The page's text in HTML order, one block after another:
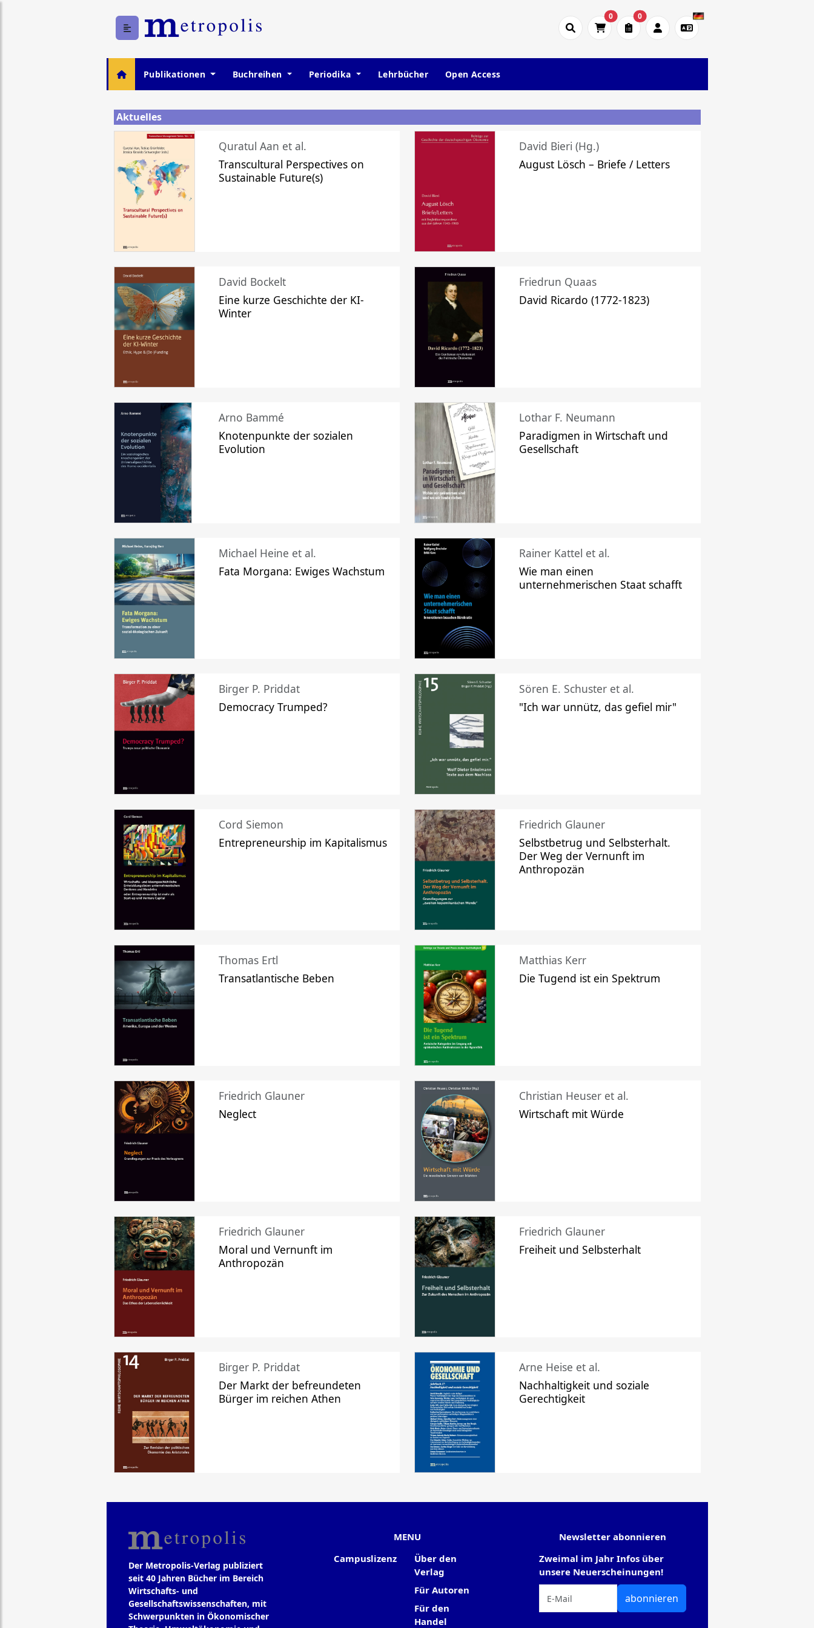
0 0
Publikationen Buchreihen Periodika Lehrbücher Open Access
Aktuelles
Quratul Aan et al.
Transcultural Perspectives on
Sustainable Future(s)
David Bieri (Hg.)
August Lösch – Briefe / Letters
David Bockelt
Eine kurze Geschichte der KI-
Winter
Friedrun Quaas
David Ricardo (1772-1823)
Arno Bammé
Knotenpunkte der sozialen
Evolution
Lothar F. Neumann
Paradigmen in Wirtschaft und
Gesellschaft
Michael Heine et al.
Fata Morgana: Ewiges Wachstum
Rainer Kattel et al.
Wie man einen
unternehmerischen Staat schafft
Birger P. Priddat
Democracy Trumped?
Sören E. Schuster et al.
"Ich war unnütz, das gefiel mir"
Cord Siemon
Entrepreneurship im Kapitalismus
Friedrich Glauner
Selbstbetrug und Selbsterhalt.
Der Weg der Vernunft im
Anthropozän
Thomas Ertl
Transatlantische Beben
Matthias Kerr
Die Tugend ist ein Spektrum
Friedrich Glauner
Neglect
Christian Heuser et al.
Wirtschaft mit Würde
Friedrich Glauner
Moral und Vernunft im
Anthropozän
Friedrich Glauner
Freiheit und Selbsterhalt
Birger P. Priddat
Der Markt der befreundeten
Bürger im reichen Athen
Arne Heise et al.
Nachhaltigkeit und soziale
Gerechtigkeit
Der Metropolis-Verlag publiziert
seit 40 Jahren Bücher im Bereich
Wirtschafts- und
Gesellschaftswissenschaften, mit
Schwerpunkten in Ökonomischer
MENU
Campuslizenz
Über den
Verlag
Für Autoren
Für den
Handel
Newsletter abonnieren
Zweimal im Jahr Infos über
unsere Neuerscheinungen!
abonnieren